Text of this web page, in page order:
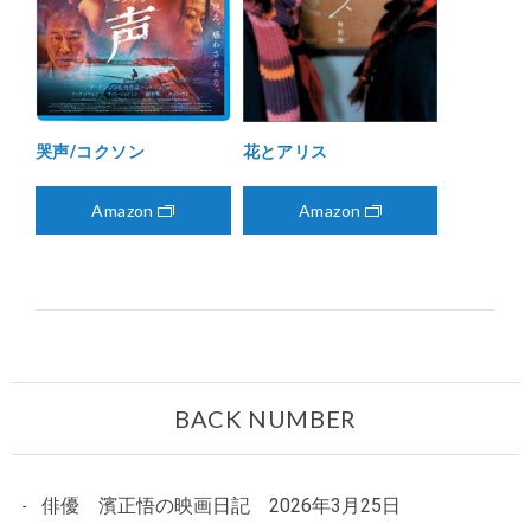
哭声/コクソン
Amazon
花とアリス
Amazon
BACK NUMBER
- 俳優 濱正悟の映画日記 2026年3月25日